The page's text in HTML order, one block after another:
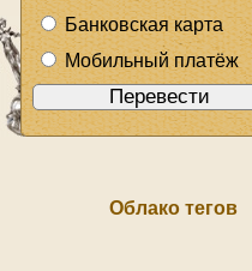
Банковская карта
Мобильный платёж
Облако тегов